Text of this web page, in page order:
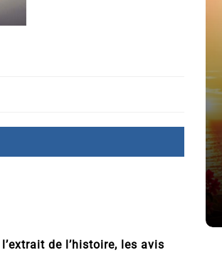
de l’histoire, les avis
Thriller
n’est pas Camille